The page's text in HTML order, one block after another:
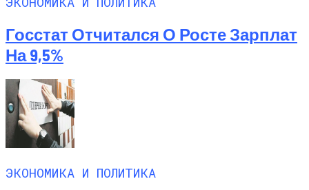
Госстат Отчитался О Росте Зарплат
На 9,5%
ЭКОНОМИКА И ПОЛИТИКА